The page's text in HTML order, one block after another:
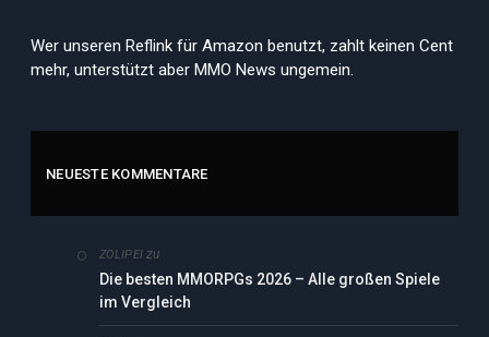
Wer unseren Reflink für Amazon benutzt, zahlt keinen Cent
mehr, unterstützt aber MMO News ungemein.
NEUESTE KOMMENTARE
ZOLIPEI zu
Die besten MMORPGs 2026 – Alle großen Spiele
im Vergleich